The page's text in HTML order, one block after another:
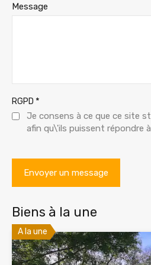
Message
RGPD *
Je consens à ce que ce site
afin qu\'ils puissent répondre
Biens à la une
A la une